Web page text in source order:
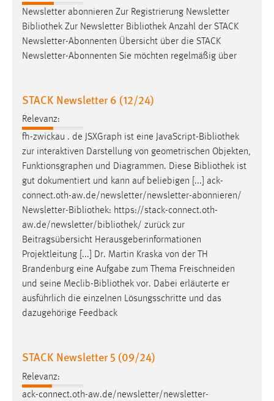
Newsletter abonnieren Zur Registrierung Newsletter
Bibliothek Zur Newsletter Bibliothek Anzahl der STACK
Newsletter-Abonnenten Übersicht über die STACK
Newsletter-Abonnenten Sie möchten regelmäßig über
STACK Newsletter 6 (12/24)
Relevanz:
fh-zwickau . de JSXGraph ist eine JavaScript-Bibliothek
zur interaktiven Darstellung von geometrischen Objekten,
Funktionsgraphen und Diagrammen. Diese Bibliothek ist
gut dokumentiert und kann auf beliebigen [...] ack-
connect.oth-aw.de/newsletter/newsletter-abonnieren/
Newsletter-Bibliothek: https://stack-connect.oth-
aw.de/newsletter/bibliothek/ zurück zur
Beitragsübersicht Herausgeberinformationen
Projektleitung [...] Dr. Martin Kraska von der TH
Brandenburg eine Aufgabe zum Thema Freischneiden
und seine Meclib-Bibliothek vor. Dabei erläuterte er
ausführlich die einzelnen Lösungsschritte und das
dazugehörige Feedback
STACK Newsletter 5 (09/24)
Relevanz:
ack-connect.oth-aw.de/newsletter/newsletter-